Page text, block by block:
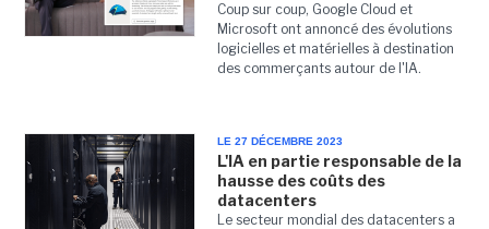
Coup sur coup, Google Cloud et
Microsoft ont annoncé des évolutions
logicielles et matérielles à destination
des commerçants autour de l'IA.
LE 27 DÉCEMBRE 2023
L'IA en partie responsable de la
hausse des coûts des
datacenters
Le secteur mondial des datacenters a